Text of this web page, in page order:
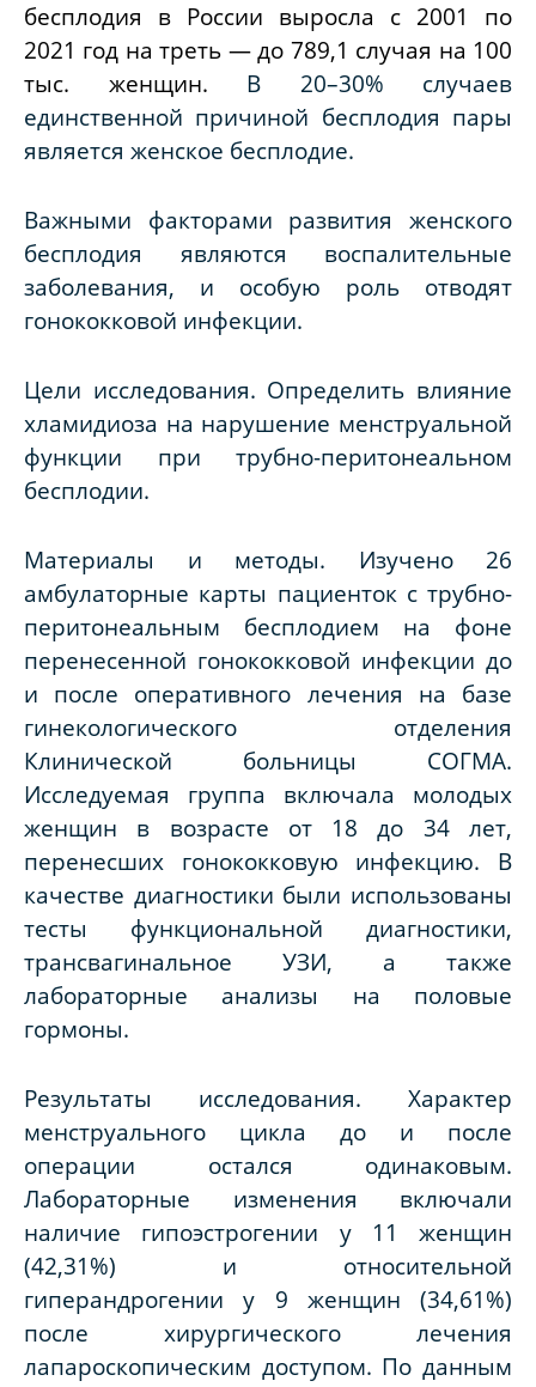
бесплодия в России выросла с 2001 по
2021 год на треть — до 789,1 случая на 100
тыс. женщин. В 20–30% случаев
единственной причиной бесплодия пары
является женское бесплодие.
Важными факторами развития женского
бесплодия являются воспалительные
заболевания, и особую роль отводят
гонококковой инфекции.
Цели исследования. Определить влияние
хламидиоза на нарушение менструальной
функции при трубно-перитонеальном
бесплодии.
Материалы и методы. Изучено 26
амбулаторные карты пациенток с трубно-
перитонеальным бесплодием на фоне
перенесенной гонококковой инфекции до
и после оперативного лечения на базе
гинекологического отделения
Клинической больницы СОГМА.
Исследуемая группа включала молодых
женщин в возрасте от 18 до 34 лет,
перенесших гонококковую инфекцию. В
качестве диагностики были использованы
тесты функциональной диагностики,
трансвагинальное УЗИ, а также
лабораторные анализы на половые
гормоны.
Результаты исследования. Характер
менструального цикла до и после
операции остался одинаковым.
Лабораторные изменения включали
наличие гипоэстрогении у 11 женщин
(42,31%) и относительной
гиперандрогении у 9 женщин (34,61%)
после хирургического лечения
лапароскопическим доступом. По данным